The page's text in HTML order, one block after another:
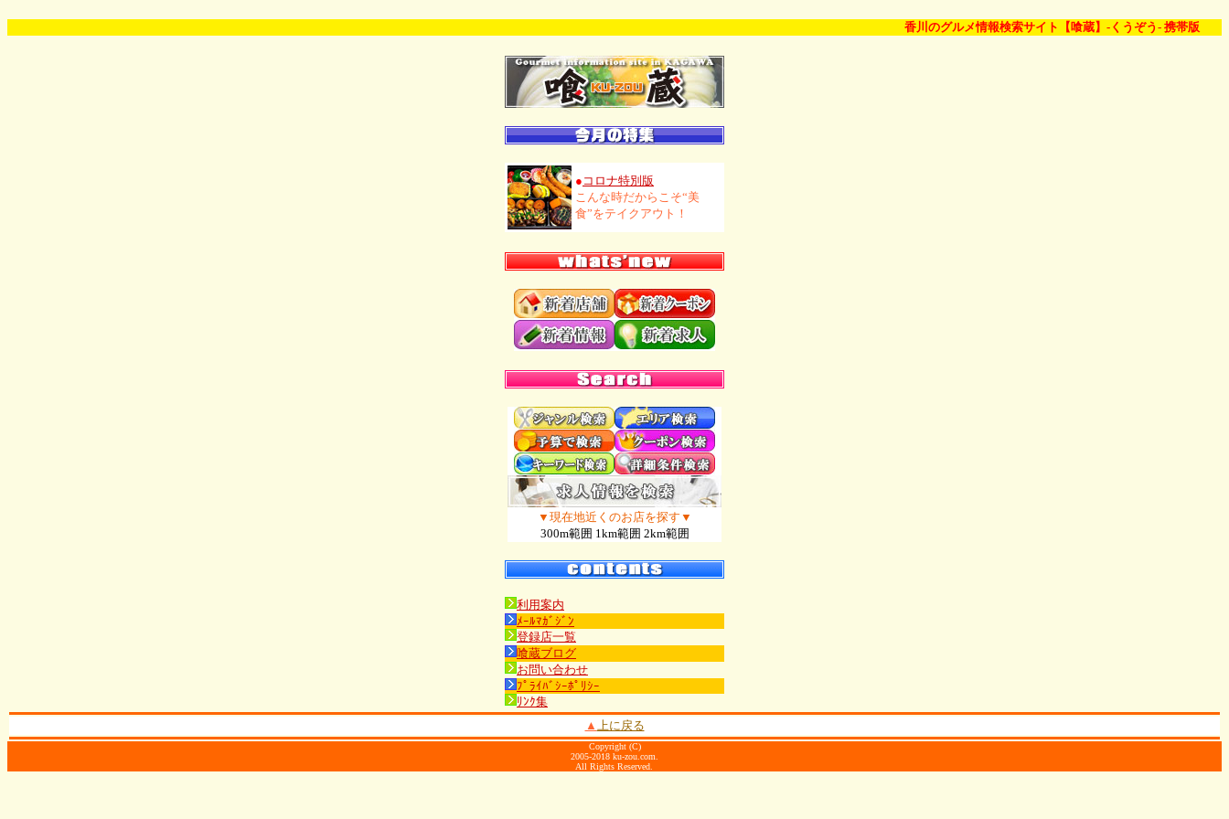
香川のグルメ情報検索サイト【喰蔵】-くうぞう- 携帯版
● コロナ特別版
こんな時だからこそ“美
食”をテイクアウト！
▼現在地近くのお店を探す▼
300m範囲 1km範囲 2km範囲
利用案内
ﾒｰﾙﾏｶﾞｼﾞﾝ
登録店一覧
喰蔵ブログ
お問い合わせ
ﾌﾟﾗｲﾊﾞｼｰﾎﾟﾘｼｰ
ﾘﾝｸ集
▲ 上に戻る
Copyright (C)
2005-2018 ku-zou.com.
All Rights Reserved.